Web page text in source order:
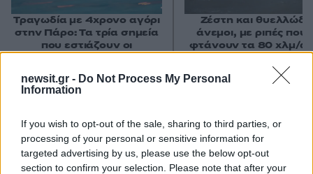
newsit.gr - Do Not Process My Personal
Information
If you wish to opt-out of the sale, sharing to third parties, or
processing of your personal or sensitive information for
targeted advertising by us, please use the below opt-out
section to confirm your selection. Please note that after your
Σχόλια
Τραγωδία με 4χρονο αγόρι
στην Πάρο: Τα τρία σημεία
που εστιάζουν οι
Ζέστη και
άνεμοι, με ριπές που
φτάνουν τα 80 χλμ/
«Red Code» σε 6
για κίνδυνο